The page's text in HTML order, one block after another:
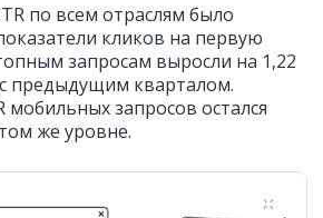
по всем отраслям было
кликов на первую
запросам выросли на 1,22
предыдущим кварталом.
мобильных запросов остался
же уровне.